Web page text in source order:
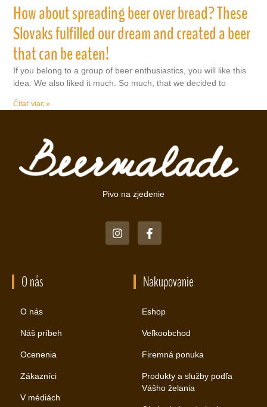
How about spreading beer over bread? These
Slovaks fulfilled our dream and created a beer
that can be eaten!
If you belong to a group of beer enthusiastics, you will like this
idea. We also liked it much. So much, that we decided to
Čítať viac »
Pivo na zjedenie
O nás
O nás
Náš príbeh
Ocenenia
Zákazníci
V médiách
Nakupovanie
Eshop
Veľkoobchod
Firemná ponuka
Produkty a služby podľa
Vášho želania